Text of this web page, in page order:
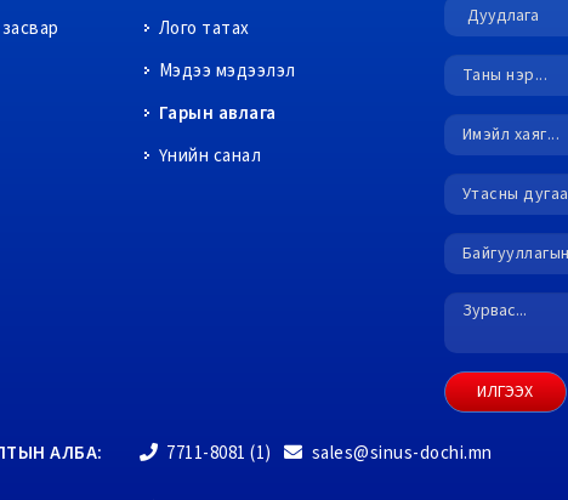
Лого татах
Мэдээ мэдээлэл
Гарын авлага
Үнийн санал
ИЛГЭЭХ
АЛБА: 7711-8081 (1) sales@sinus-dochi.mn